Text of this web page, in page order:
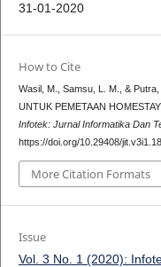
31-01-2020
How to Cite
Wasil, M., Samsu, L. M., &
UNTUK PEMETAAN
Infotek: Jurnal Informatika Dan
https://doi.org/10.29408/
More Citation Formats
Issue
Vol. 3 No. 1 (2020):